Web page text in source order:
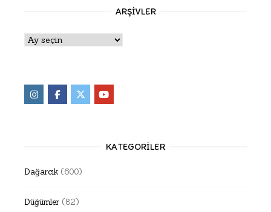
ARŞIVLER
Arşivler
KATEGORILER
Dağarcık (600)
Düğümler (82)